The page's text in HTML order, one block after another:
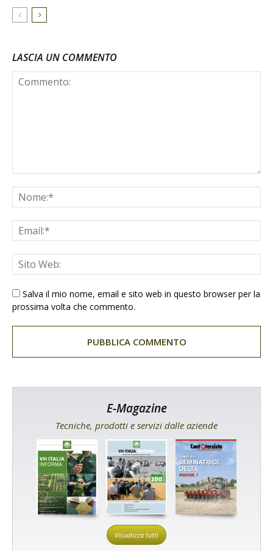
LASCIA UN COMMENTO
Salva il mio nome, email e sito web in questo browser per la
prossima volta che commento.
E-Magazine
Tecniche, prodotti e servizi dalle aziende
Visualizza tutti